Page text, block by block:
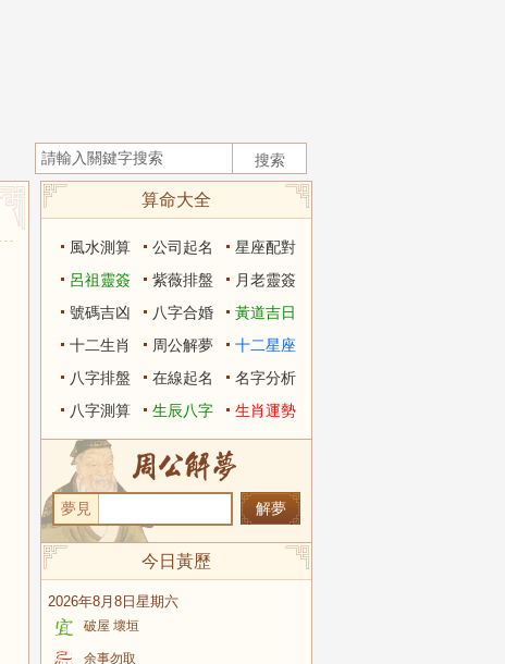
算命大全
風水測算 公司起名
星座配對
呂祖靈簽
紫薇排盤
月老靈簽
號碼吉凶
八字合婚
黃道吉日
十二生肖
周公解夢
十二星座
八字排盤
在線起名
名字分析
八字測算
生辰八字 生肖運勢
夢見
今日黃歷
2026年8月8日星期六
破屋 壞垣
余事勿取